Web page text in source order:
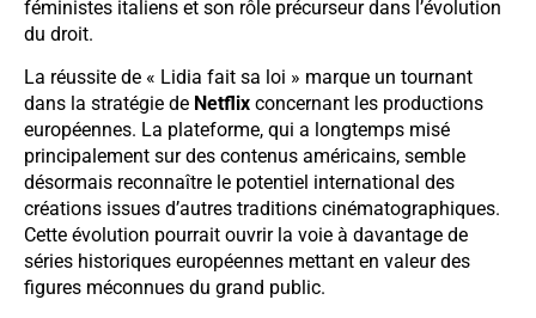
féministes italiens et son rôle précurseur dans l’évolution
du droit.
La réussite de « Lidia fait sa loi » marque un tournant
dans la stratégie de Netflix concernant les productions
européennes. La plateforme, qui a longtemps misé
principalement sur des contenus américains, semble
désormais reconnaître le potentiel international des
créations issues d’autres traditions cinématographiques.
Cette évolution pourrait ouvrir la voie à davantage de
séries historiques européennes mettant en valeur des
figures méconnues du grand public.